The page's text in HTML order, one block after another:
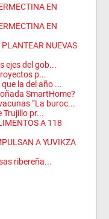
EN
EN
NUEVAS
ejes del gob...
p...
la del año ...
SmartHome?
“La buroc...
Trujillo pr...
A 118
A YUVIKZA
ribereña...